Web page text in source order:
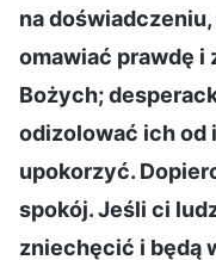
na
omawiać prawdę
Bożych;
odizolować ich od
upokorzyć.
spokój. Jeśli ci
zniechęcić i będą